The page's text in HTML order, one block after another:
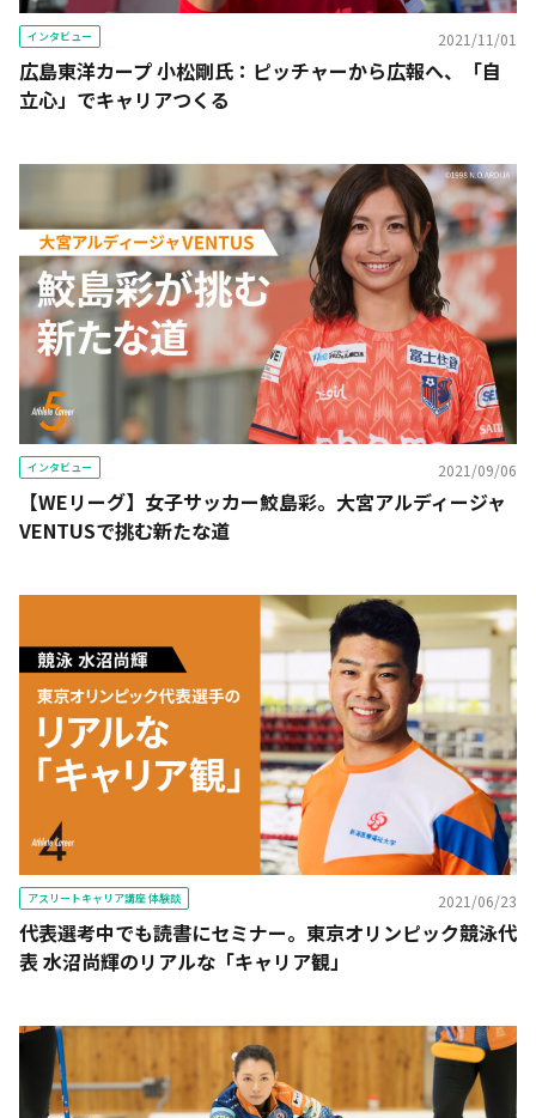
インタビュー 2021/11/01
広島東洋カープ 小松剛氏：ピッチャーから広報へ、「自
立心」でキャリアつくる
インタビュー 2021/09/06
【WEリーグ】女子サッカー鮫島彩。大宮アルディージャ
VENTUSで挑む新たな道
アスリートキャリア講座 体験談 2021/06/23
代表選考中でも読書にセミナー。東京オリンピック競泳代
表 水沼尚輝のリアルな「キャリア観」